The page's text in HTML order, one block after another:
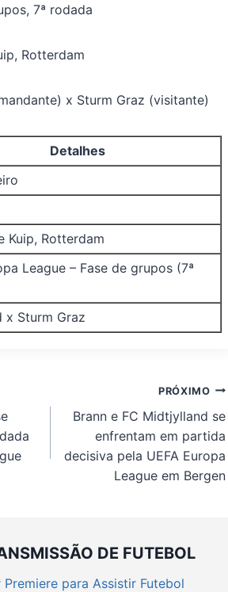
7ª rodada
Rotterdam
x Sturm Graz (visitante)
Detalhes
Kuip, Rotterdam
League – Fase de grupos (7ª
x Sturm Graz
PRÓXIMO
Brann e FC Midtjylland se
enfrentam em partida
decisiva pela UEFA Europa
League em Bergen
DE FUTEBOL
Premiere para Assistir Futebol